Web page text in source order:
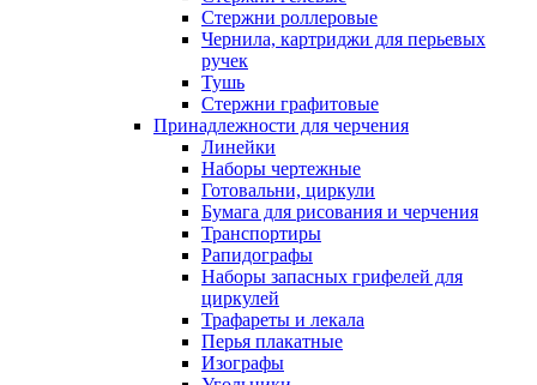
Стержни роллеровые
Чернила, картриджи для перьевых
ручек
Тушь
Стержни графитовые
Принадлежности для черчения
Линейки
Наборы чертежные
Готовальни, циркули
Бумага для рисования и черчения
Транспортиры
Рапидографы
Наборы запасных грифелей для
циркулей
Трафареты и лекала
Перья плакатные
Изографы